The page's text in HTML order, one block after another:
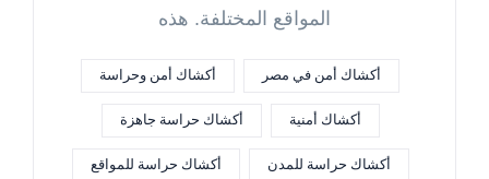
المواقع المختلفة. هذه
أكشاك أمن في مصر أكشاك أمن وحراسة
أكشاك أمنية أكشاك حراسة جاهزة
أكشاك حراسة للمدن أكشاك حراسة للمواقع